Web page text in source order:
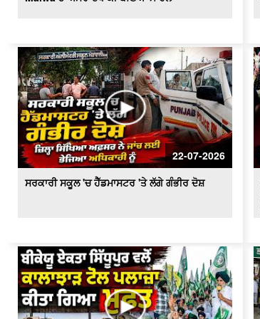
22-07-2026
ਸਰਕਾਰੀ ਸਕੂਲ 'ਚ ਹੈੱਡਮਾਸਟਰ 'ਤੇ ਲੱਗੇ ਗੰਭੀਰ ਦੋਸ਼